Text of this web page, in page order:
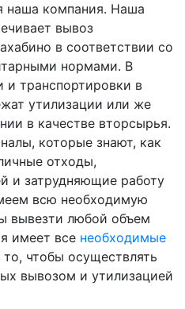
наша компания. Наша
вывоз
в соответствии со
нормами. В
и транспортировки в
утилизации или же
в качестве вторсырья.
которые знают, как
отходы,
и затрудняющие работу
всю необходимую
вывезти любой объем
имеет все необходимые
чтобы осуществлять
вывозом и утилизацией